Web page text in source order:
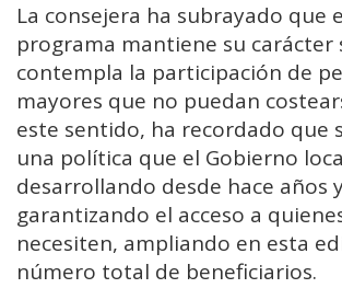
La consejera ha subrayado que
programa mantiene su carácter
contempla la participación de
mayores que no puedan
este sentido, ha recordado que
una política que el Gobierno
desarrollando desde hace años
garantizando el acceso a
necesiten, ampliando en esta
número total de beneficiarios.